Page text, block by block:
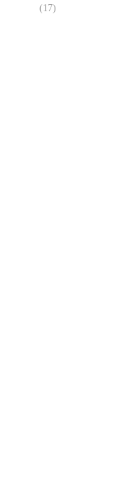
(17)